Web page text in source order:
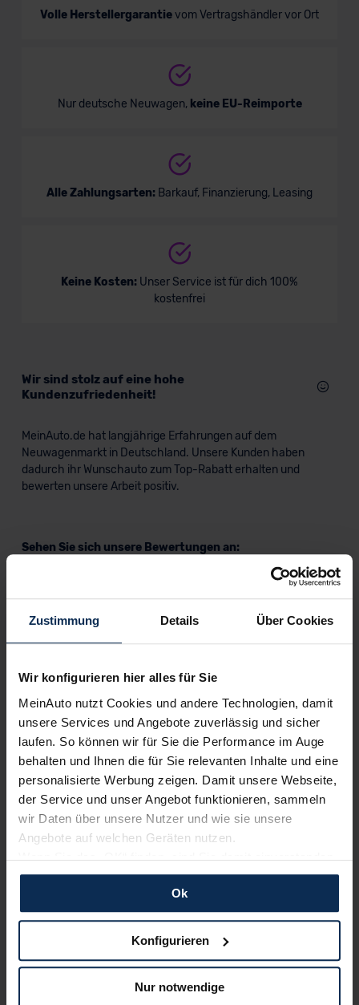
Zustimmung Details Über Cookies
Wir konfigurieren hier alles für Sie
MeinAuto nutzt Cookies und andere Technologien, damit
unsere Services und Angebote zuverlässig und sicher
laufen. So können wir für Sie die Performance im Auge
behalten und Ihnen die für Sie relevanten Inhalte und eine
personalisierte Werbung zeigen. Damit unsere Webseite,
der Service und unser Angebot funktionieren, sammeln
wir Daten über unsere Nutzer und wie sie unsere
Angebote auf welchen Geräten nutzen.
Wenn Sie das „OK“ finden, sind Sie damit einverstanden
und erlauben uns Cookies für unseren Service zu
verwenden und diese Daten an Dritte weiterzugeben,
etwa an unsere Marketingpartner. Falls Sie dem nicht
zustimmen möchten, beschränken wir uns auf die
dann nicht auf Sie zuschneiden und Sie somit nicht
perfekt auf dem Weg zu Ihrem Neuwagen unterstützen.
Ok
Konfigurieren
Nur notwendige
Land Rover Discovery Sport Plug-in-
Hybrid
Volle Herstellergarantievom Vertragshändler vor Ort
Nur deutsche Neuwagen, keine EU-Reimporte
Alle Zahlungsarten: Barkauf, Finanzierung, Leasing
Keine Kosten: Unser Service ist für dich 100%
kostenfrei
Wir sind stolz auf eine hohe
Kundenzufriedenheit!
MeinAuto.de hat langjährige Erfahrungen auf dem
Neuwagenmarkt in Deutschland. Unsere Kunden haben
dadurch ihr Wunschauto zum Top-Rabatt erhalten und
bewerten unsere Arbeit positiv.
Sehen Sie sich unsere Bewertungen an:
Nachrichten
KI-generiert
Euro NCAP: Land Rover Discovery Sport
überzeugt mit Topnoten